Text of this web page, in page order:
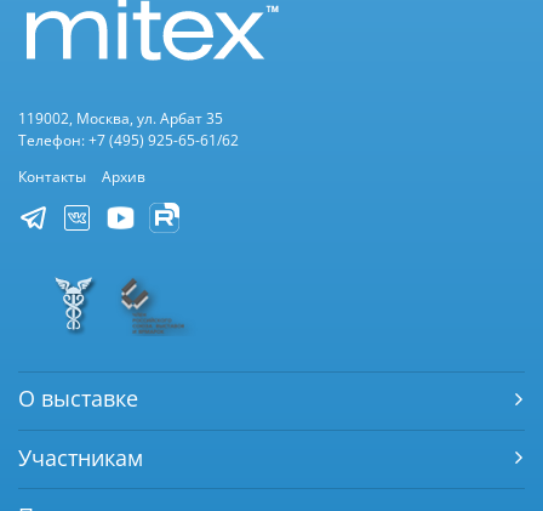
119002, Москва, ул. Арбат 35
Телефон: +7 (495) 925-65-61/62
Контакты
Архив
О выставке
Участникам